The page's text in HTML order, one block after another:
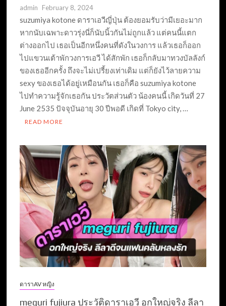
admin February 8, 2024
suzumiya kotone ดาราเอวีญี่ปุ่น ต้องยอมรับว่ามีเยอะมาก
หากนับเฉพาะดาวรุ่งนี่ก็นับนิ้วกันไม่ถูกแล้ว แต่คนนี้แตก
ต่างออกไป เธอเป็นอีกหนึ่งคนที่ดังในวงการ แล้วเธอก็ออก
ไปแขวนเต้าพักวงการเอวี ได้สักพัก เธอก็กลับมาทวงบัลลังก์
ของเธออีกครั้ง ถึงจะไม่เปรี้ยงเท่าเดิม แต่ก็ยังไว้ลายความ
sexy ของเธอได้อยู่เหมือนกัน เธอก็คือ suzumiya kotone
ไปทำความรู้จักเธอกัน ประวัตส่วนตัว น้องคนนี้ เกิดวันที่ 27
June 2535 ปัจจุบันอายุ 30 ปีพอดี เกิดที่ Tokyo city, …
READ MORE
ดาราAV หญิง
meguri fujiura ประวัติดาราเอวี อกใหญ่จริง ลีลา